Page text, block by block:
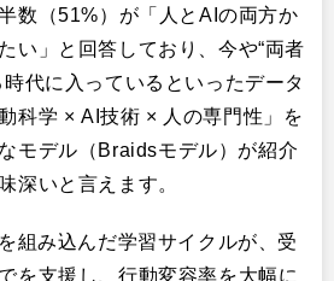
数（51%）が「人とAIの両方か
い」と回答しており、今や“両者
代に入っているといったデータ
科学 × AI技術 × 人の専門性」を
モデル（Braidsモデル）が紹介
深いと言えます。
組み込んだ学習サイクルが、受
を支援し、行動変容率を大幅に